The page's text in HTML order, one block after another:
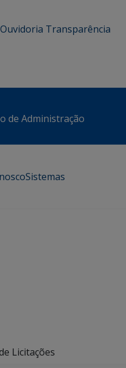
Ouvidoria Transparência
de Administração
Sistemas
Licitações